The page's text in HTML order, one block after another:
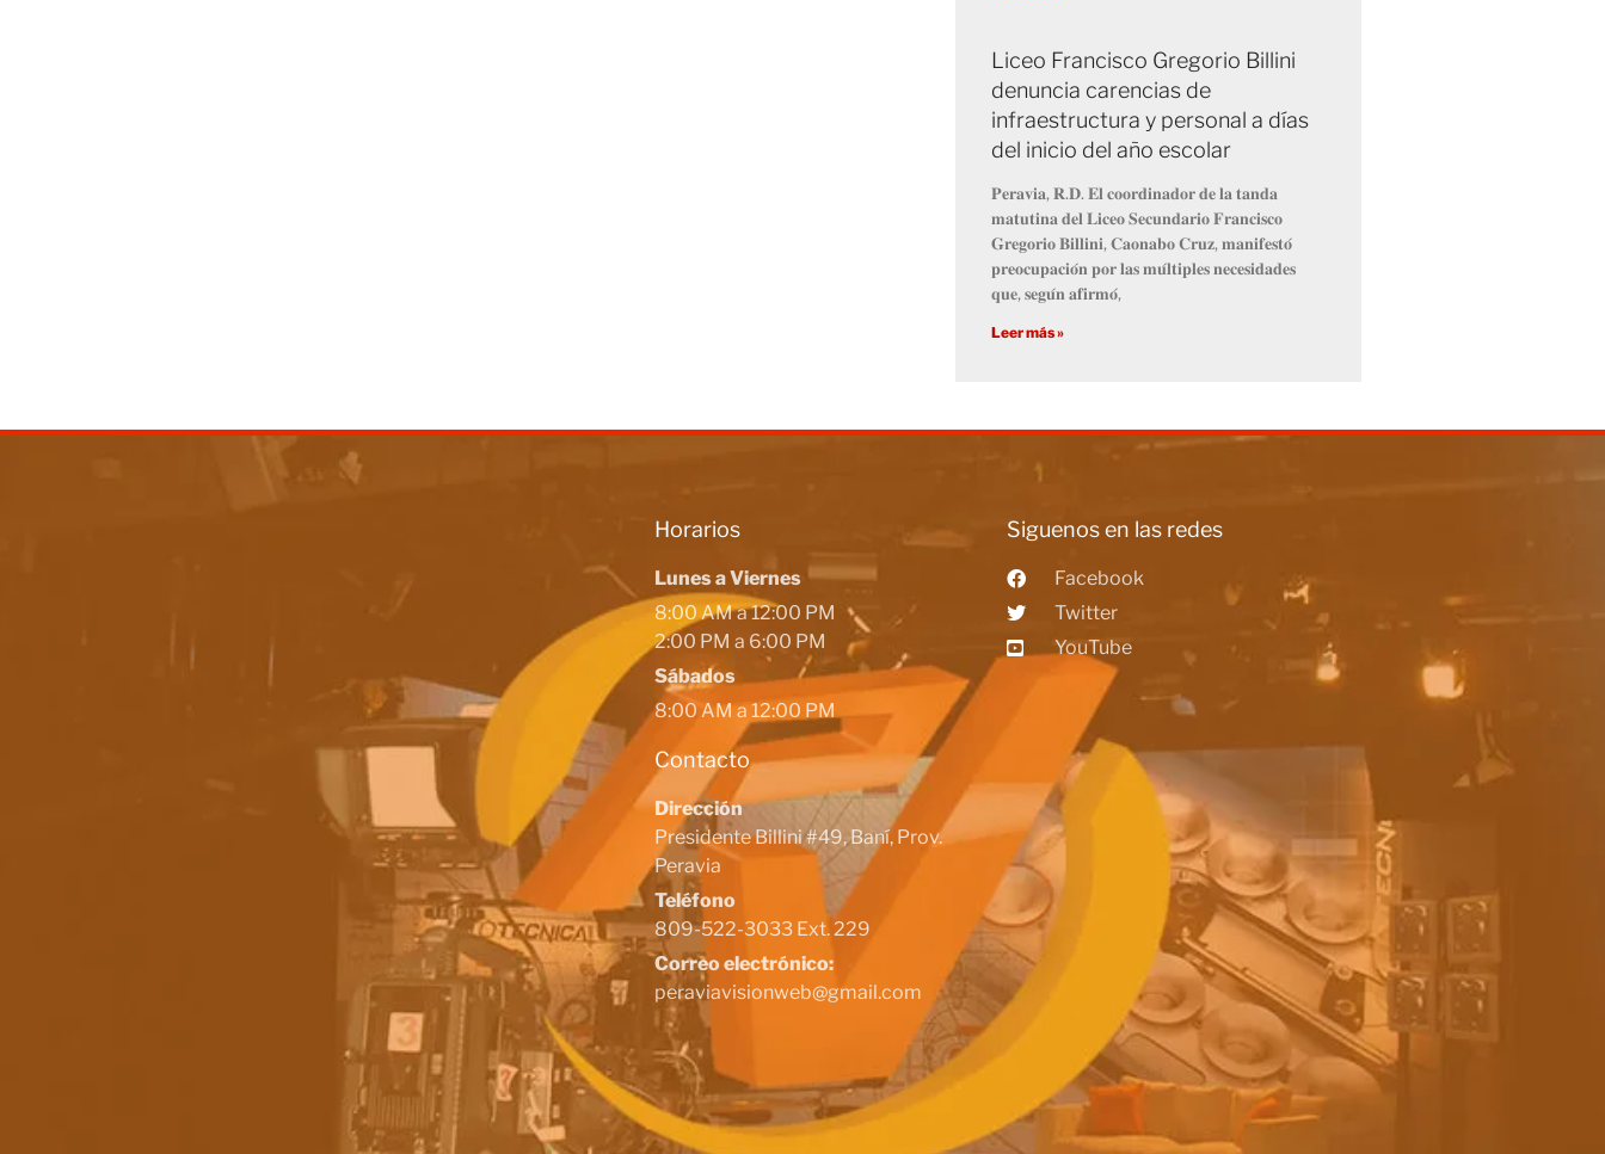
Liceo Francisco Gregorio Billini
denuncia carencias de
infraestructura y personal a días
del inicio del año escolar
𝐏𝐞𝐫𝐚𝐯𝐢𝐚, 𝐑.𝐃. 𝐄𝐥 𝐜𝐨𝐨𝐫𝐝𝐢𝐧𝐚𝐝𝐨𝐫 𝐝𝐞 𝐥𝐚 𝐭𝐚𝐧𝐝𝐚
𝐦𝐚𝐭𝐮𝐭𝐢𝐧𝐚 𝐝𝐞𝐥 𝐋𝐢𝐜𝐞𝐨 𝐒𝐞𝐜𝐮𝐧𝐝𝐚𝐫𝐢𝐨 𝐅𝐫𝐚𝐧𝐜𝐢𝐬𝐜𝐨
𝐆𝐫𝐞𝐠𝐨𝐫𝐢𝐨 𝐁𝐢𝐥𝐥𝐢𝐧𝐢, 𝐂𝐚𝐨𝐧𝐚𝐛𝐨 𝐂𝐫𝐮𝐳, 𝐦𝐚𝐧𝐢𝐟𝐞𝐬𝐭𝐨́
𝐩𝐫𝐞𝐨𝐜𝐮𝐩𝐚𝐜𝐢𝐨́𝐧 𝐩𝐨𝐫 𝐥𝐚𝐬 𝐦𝐮́𝐥𝐭𝐢𝐩𝐥𝐞𝐬 𝐧𝐞𝐜𝐞𝐬𝐢𝐝𝐚𝐝𝐞𝐬
𝐪𝐮𝐞, 𝐬𝐞𝐠𝐮́𝐧 𝐚𝐟𝐢𝐫𝐦𝐨́,
Leer más »
Horarios
Lunes a Viernes
8:00 AM a 12:00 PM
2:00 PM a 6:00 PM
Sábados
8:00 AM a 12:00 PM
Contacto
Dirección
Presidente Billini #49, Baní, Prov.
Peravia
Teléfono
809-522-3033 Ext. 229
Correo electrónico:
peraviavisionweb@gmail.com
Siguenos en las redes
Facebook
Twitter
YouTube